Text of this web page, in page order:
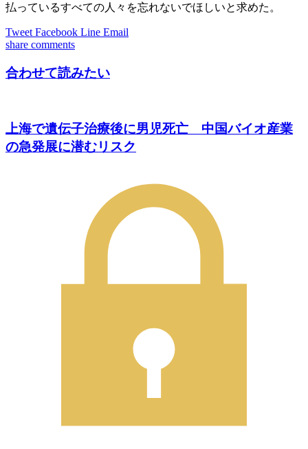
払っているすべての人々を忘れないでほしいと求めた。
Tweet Facebook Line Email
share comments
合わせて読みたい
上海で遺伝子治療後に男児死亡 中国バイオ産業
の急発展に潜むリスク